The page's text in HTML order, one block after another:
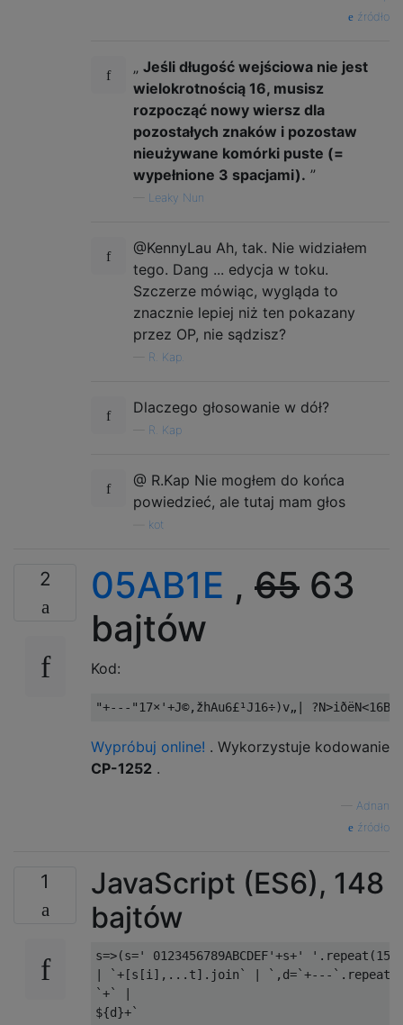
źródło
„ Jeśli długość wejściowa nie jest
wielokrotnością 16, musisz
rozpocząć nowy wiersz dla
pozostałych znaków i pozostaw
nieużywane komórki puste (=
wypełnione 3 spacjami). ”
Leaky Nun
@KennyLau Ah, tak. Nie widziałem
tego. Dang ... edycja w toku.
Szczerze mówiąc, wygląda to
znacznie lepiej niż ten pokazany
przez OP, nie sądzisz?
R. Kap.
Dlaczego głosowanie w dół?
R. Kap
@ R.Kap Nie mogłem do końca
powiedzieć, ale tutaj mam głos
kot
2 05AB1E , 65 63
bajtów
Kod:
Wypróbuj online! . Wykorzystuje kodowanie
CP-1252 .
Adnan
źródło
1
JavaScript (ES6), 148
bajtów
s=>(s=' 0123456789ABCDEF'+s+'
| `+[s[i],...t].join` | `,d=`+---
`+` |